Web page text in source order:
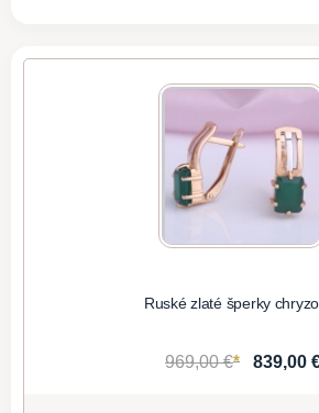
Ruské zlaté šperky
969,00 €* 839,00